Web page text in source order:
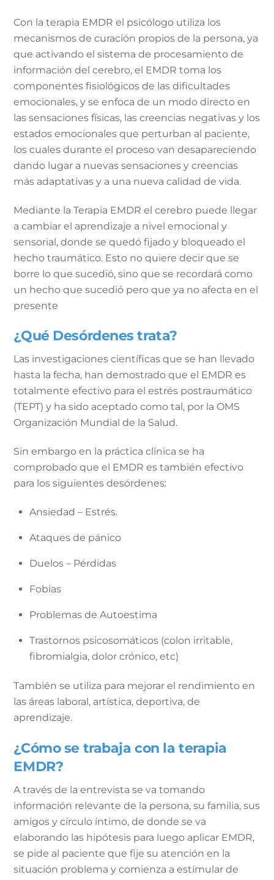
Con la terapia EMDR el psicólogo utiliza los
mecanismos de curación propios de la persona, ya
que activando el sistema de procesamiento de
información del cerebro, el EMDR toma los
componentes fisiológicos de las dificultades
emocionales, y se enfoca de un modo directo en
las sensaciones físicas, las creencias negativas y los
estados emocionales que perturban al paciente,
los cuales durante el proceso van desapareciendo
dando lugar a nuevas sensaciones y creencias
más adaptativas y a una nueva calidad de vida.
Mediante la Terapia EMDR el cerebro puede llegar
a cambiar el aprendizaje a nivel emocional y
sensorial, donde se quedó fijado y bloqueado el
hecho traumático. Esto no quiere decir que se
borre lo que sucedió, sino que se recordará como
un hecho que sucedió pero que ya no afecta en el
presente
¿Qué Desórdenes trata?
Las investigaciones científicas que se han llevado
hasta la fecha, han demostrado que el EMDR es
totalmente efectivo para el estrés postraumático
(TEPT) y ha sido aceptado como tal, por la OMS
Organización Mundial de la Salud.
Sin embargo en la práctica clínica se ha
comprobado que el EMDR es también efectivo
para los siguientes desórdenes:
Ansiedad – Estrés.
Ataques de pánico
Duelos – Pérdidas
Fobias
Problemas de Autoestima
Trastornos psicosomáticos (colon irritable,
fibromialgia, dolor crónico, etc)
También se utiliza para mejorar el rendimiento en
las áreas laboral, artística, deportiva, de
aprendizaje.
¿Cómo se trabaja con la terapia
EMDR?
A través de la entrevista se va tomando
información relevante de la persona, su familia, sus
amigos y círculo íntimo, de donde se va
elaborando las hipótesis para luego aplicar EMDR,
se pide al paciente que fije su atención en la
situación problema y comienza a estímular de